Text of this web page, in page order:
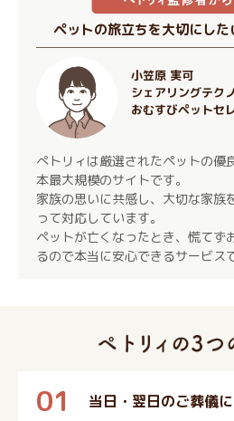
ペットの旅立ちを大切にし
小笠原 実可
シェアリングテク
おむすびペットセ
ぺトリィは厳選されたペットの優
本最大規模のサイトです。
家族の思いに共感し、大切な家族
って対応しています。
ペットが亡くなったとき、慌てず
るので本当に安心できるサービス
01 当日・翌日のご葬儀